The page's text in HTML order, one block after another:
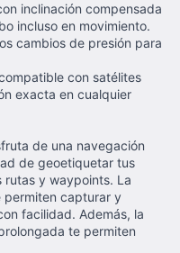
inclinación compensada
incluso en movimiento.
cambios de presión para
con satélites
exacta en cualquier
de una navegación
de geoetiquetar tus
y waypoints. La
permiten capturar y
facilidad. Además, la
te permiten